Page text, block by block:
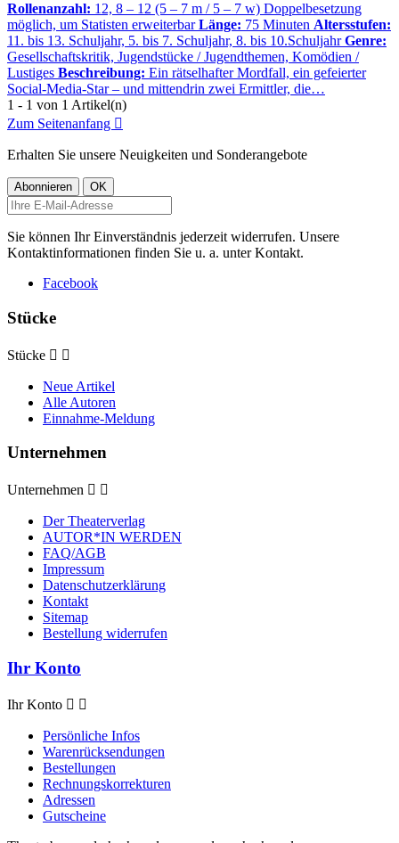
Rollenanzahl: 12, 8 – 12 (5 – 7 m / 5 – 7 w) Doppelbesetzung
möglich, um Statisten erweiterbar Länge: 75 Minuten Altersstufen:
11. bis 13. Schuljahr, 5. bis 7. Schuljahr, 8. bis 10.Schuljahr Genre:
Gesellschaftskritik, Jugendstücke / Jugendthemen, Komödien /
Lustiges Beschreibung: Ein rätselhafter Mordfall, ein gefeierter
Social-Media-Star – und mittendrin zwei Ermittler, die…
1 - 1 von 1 Artikel(n)
Zum Seitenanfang 
Erhalten Sie unsere Neuigkeiten und Sonderangebote
Sie können Ihr Einverständnis jederzeit widerrufen. Unsere
Kontaktinformationen finden Sie u. a. unter Kontakt.
Facebook
Stücke
Stücke  
Neue Artikel
Alle Autoren
Einnahme-Meldung
Unternehmen
Unternehmen  
Der Theaterverlag
AUTOR*IN WERDEN
FAQ/AGB
Impressum
Datenschutzerklärung
Kontakt
Sitemap
Bestellung widerrufen
Ihr Konto
Ihr Konto  
Persönliche Infos
Warenrücksendungen
Bestellungen
Rechnungskorrekturen
Adressen
Gutscheine